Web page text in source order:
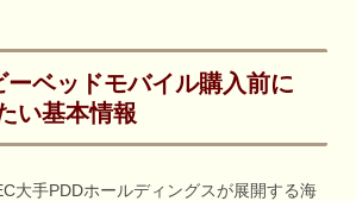
ベッドモバイル購入前に
い基本情報
大手PDDホールディングスが展開する海